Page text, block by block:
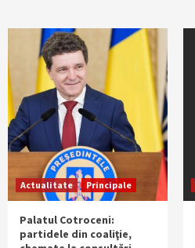
Actualitate Principale
Palatul Cotroceni:
partidele din coaliţie,